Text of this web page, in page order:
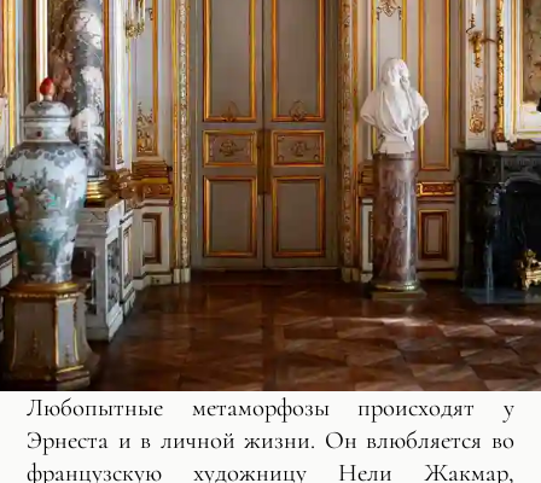
Любопытные метаморфозы происходят у
Эрнеста и в личной жизни. Он влюбляется во
французскую художницу Нели Жакмар,